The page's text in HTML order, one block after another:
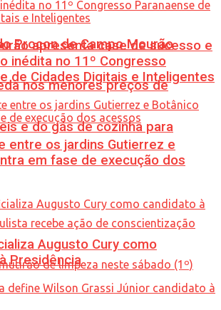
Procon de Campo Mourão
nos menores preços de
e do gás de cozinha para
apresenta case de sucesso e
inédita no 11º Congresso
de Cidades Digitais e Inteligentes
entre os jardins Gutierrez e
em fase de execução dos
Augusto Cury como
Presidência